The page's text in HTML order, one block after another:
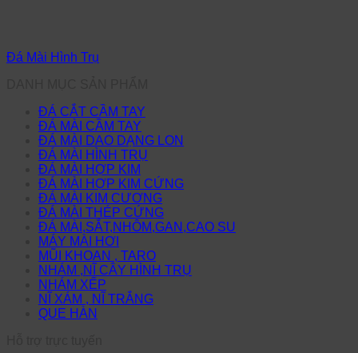
Đá Mài Hình Trụ
ĐÁ CẮT CẦM TAY
ĐÁ MÀI CẦM TAY
ĐÁ MÀI DAO DẠNG LON
ĐÁ MÀI HÌNH TRỤ
ĐÁ MÀI HỢP KIM
ĐÁ MÀI HỢP KIM CỨNG
ĐÁ MÀI KIM CƯƠNG
ĐÁ MÀI THÉP CỨNG
ĐÁ MÀI,SẮT,NHÔM,GAN,CAO SU
MÁY MÀI HƠI
MŨI KHOAN , TARO
NHÁM ,NĨ CÂY HÌNH TRỤ
NHÁM XẾP
NĨ XÁM , NĨ TRẮNG
QUE HÀN